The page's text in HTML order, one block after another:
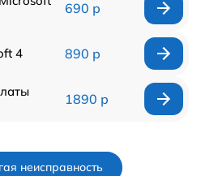
690 р
4 890 р
1890 р
неисправность